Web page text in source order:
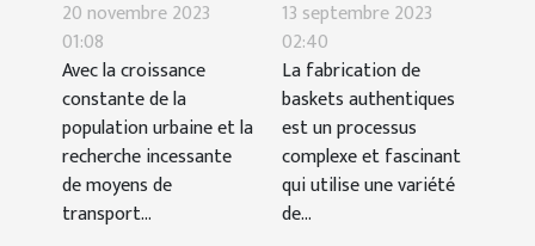
électrique avec
siège pour un
confort optimal en
déplacement
urbain
20 novembre 2023
01:08
Avec la croissance
constante de la
population urbaine et la
recherche incessante
de moyens de
transport...
fabrication de
baskets
authentiques
13 septembre 2023
02:40
La fabrication de
baskets authentiques
est un processus
complexe et fascinant
qui utilise une variété
de...